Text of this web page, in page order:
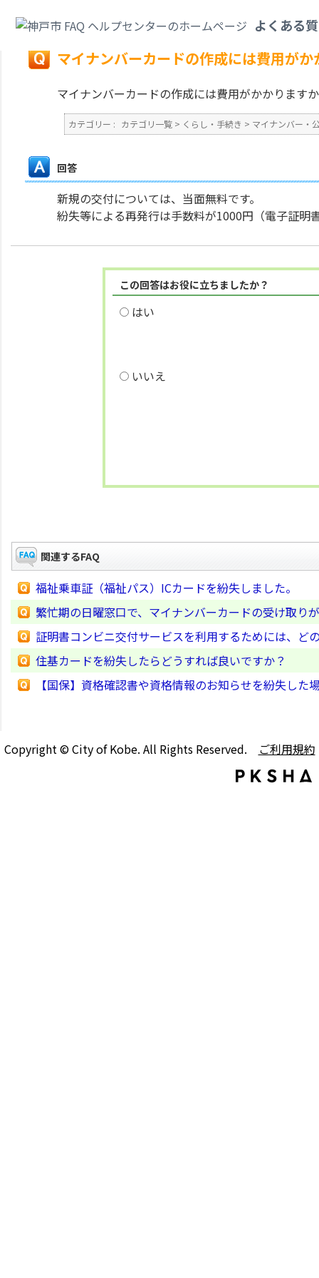
よくある
戻る
マイナンバーカードの作成には費用が
マイナンバーカードの作成には費用がかかります
カテゴリー : カテゴリ一覧 > くらし・手続き > マイナンバー・
回答
新規の交付については、当面無料です。
紛失等による再発行は手数料が1000円（電子証明
この回答はお役に立ちましたか？
はい
いいえ
関連するFAQ
福祉乗車証（福祉パス）ICカードを紛失しました。
繁忙期の日曜窓口で、マイナンバーカードの受け取り
証明書コンビニ交付サービスを利用するためには、ど
住基カードを紛失したらどうすれば良いですか？
【国保】資格確認書や資格情報のお知らせを紛失し
Copyright © City of Kobe. All Rights Reserved. ご利用規約